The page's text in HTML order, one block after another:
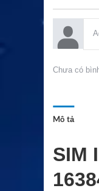
Chưa có
Mô tả
SIM